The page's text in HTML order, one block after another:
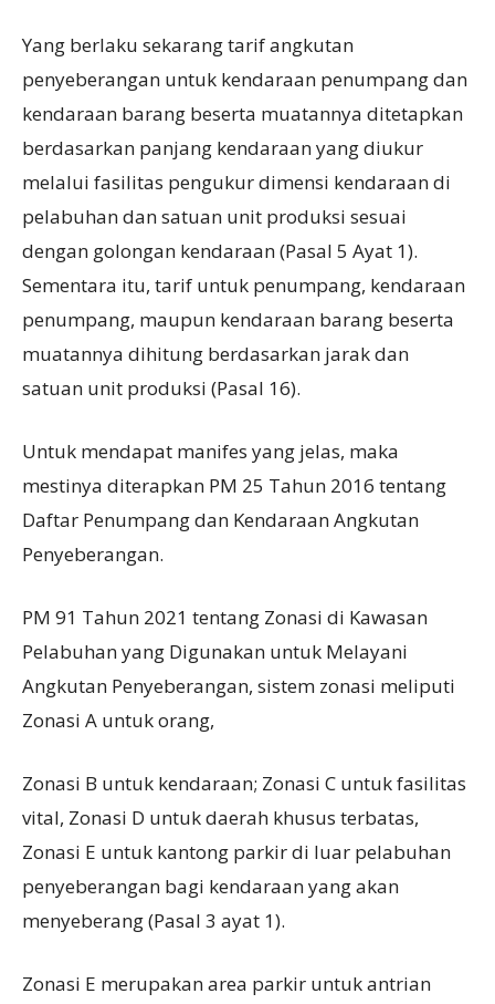
Yang berlaku sekarang tarif angkutan
penyeberangan untuk kendaraan penumpang dan
kendaraan barang beserta muatannya ditetapkan
berdasarkan panjang kendaraan yang diukur
melalui fasilitas pengukur dimensi kendaraan di
pelabuhan dan satuan unit produksi sesuai
dengan golongan kendaraan (Pasal 5 Ayat 1).
Sementara itu, tarif untuk penumpang, kendaraan
penumpang, maupun kendaraan barang beserta
muatannya dihitung berdasarkan jarak dan
satuan unit produksi (Pasal 16).
Untuk mendapat manifes yang jelas, maka
mestinya diterapkan PM 25 Tahun 2016 tentang
Daftar Penumpang dan Kendaraan Angkutan
Penyeberangan.
PM 91 Tahun 2021 tentang Zonasi di Kawasan
Pelabuhan yang Digunakan untuk Melayani
Angkutan Penyeberangan, sistem zonasi meliputi
Zonasi A untuk orang,
Zonasi B untuk kendaraan; Zonasi C untuk fasilitas
vital, Zonasi D untuk daerah khusus terbatas,
Zonasi E untuk kantong parkir di luar pelabuhan
penyeberangan bagi kendaraan yang akan
menyeberang (Pasal 3 ayat 1).
Zonasi E merupakan area parkir untuk antrian